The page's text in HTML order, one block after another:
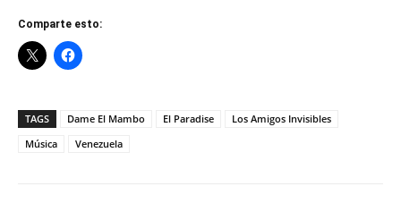
Comparte esto:
TAGS Dame El Mambo El Paradise
Los Amigos Invisibles
Música
Venezuela